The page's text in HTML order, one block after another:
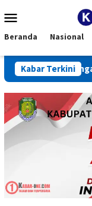
ke
Mobile
Beranda Nasional
Kabar Terkini
Tengah Tegaskan